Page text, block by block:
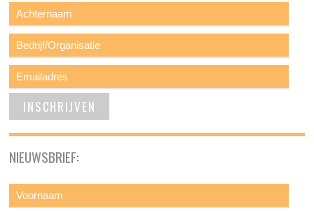
NIEUWSBRIEF: